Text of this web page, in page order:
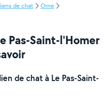
de chat
Orne
Pas-Saint-l'Homer
de chat à Le Pas-Saint-